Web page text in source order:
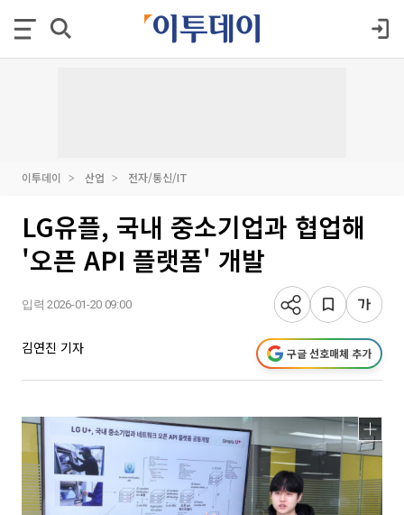
이투데이 산업 전자/통신/IT
LG유플, 국내 중소기업과 협업해
'오픈 API 플랫폼' 개발
입력 2026-01-20 09:00
김연진 기자 구글 선호매체 추가